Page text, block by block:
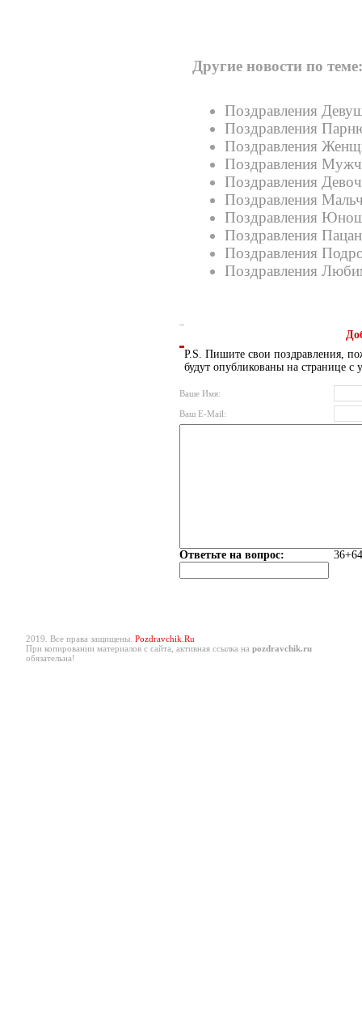
Другие новости по теме:
Поздравления
Поздравления
Поздравления
Поздравления
Поздравления
Поздравления
Поздравления
Поздравления
Поздравления
Поздравления
P.S. Пишите свои поздравления,
будут опубликованы на странице с
Ваше Имя:
Ваш E-Mail:
Ответьте на вопрос:
2019. Все права защищены. Pozdravchik.Ru
При копировании материалов с сайта, активная ссылка на pozdravchik.ru
обязательна!